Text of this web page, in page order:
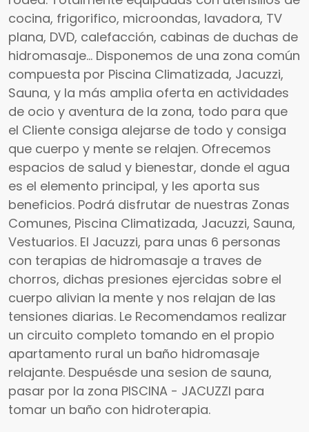
cocina, frigorifico, microondas, lavadora, TV
plana, DVD, calefacción, cabinas de duchas de
hidromasaje... Disponemos de una zona común
compuesta por Piscina Climatizada, Jacuzzi,
Sauna, y la más amplia oferta en actividades
de ocio y aventura de la zona, todo para que
el Cliente consiga alejarse de todo y consiga
que cuerpo y mente se relajen. Ofrecemos
espacios de salud y bienestar, donde el agua
es el elemento principal, y les aporta sus
beneficios. Podrá disfrutar de nuestras Zonas
Comunes, Piscina Climatizada, Jacuzzi, Sauna,
Vestuarios. El Jacuzzi, para unas 6 personas
con terapias de hidromasaje a traves de
chorros, dichas presiones ejercidas sobre el
cuerpo alivian la mente y nos relajan de las
tensiones diarias. Le Recomendamos realizar
un circuito completo tomando en el propio
apartamento rural un baño hidromasaje
relajante. Despuésde una sesion de sauna,
pasar por la zona PISCINA - JACUZZI para
tomar un baño con hidroterapia.